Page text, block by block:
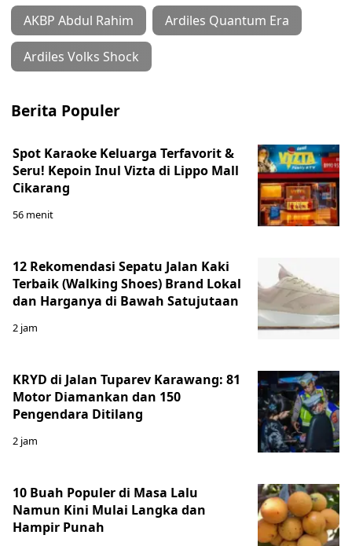
AKBP Abdul Rahim Ardiles Quantum Era
Ardiles Volks Shock
Berita Populer
Spot Karaoke Keluarga Terfavorit &
Seru! Kepoin Inul Vizta di Lippo Mall
Cikarang
56 menit
12 Rekomendasi Sepatu Jalan Kaki
Terbaik (Walking Shoes) Brand Lokal
dan Harganya di Bawah Satujutaan
2 jam
KRYD di Jalan Tuparev Karawang: 81
Motor Diamankan dan 150
Pengendara Ditilang
2 jam
10 Buah Populer di Masa Lalu
Namun Kini Mulai Langka dan
Hampir Punah